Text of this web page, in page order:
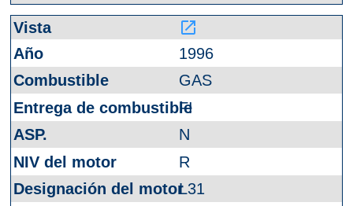
launch
1996
GAS
FI
N
R
L31